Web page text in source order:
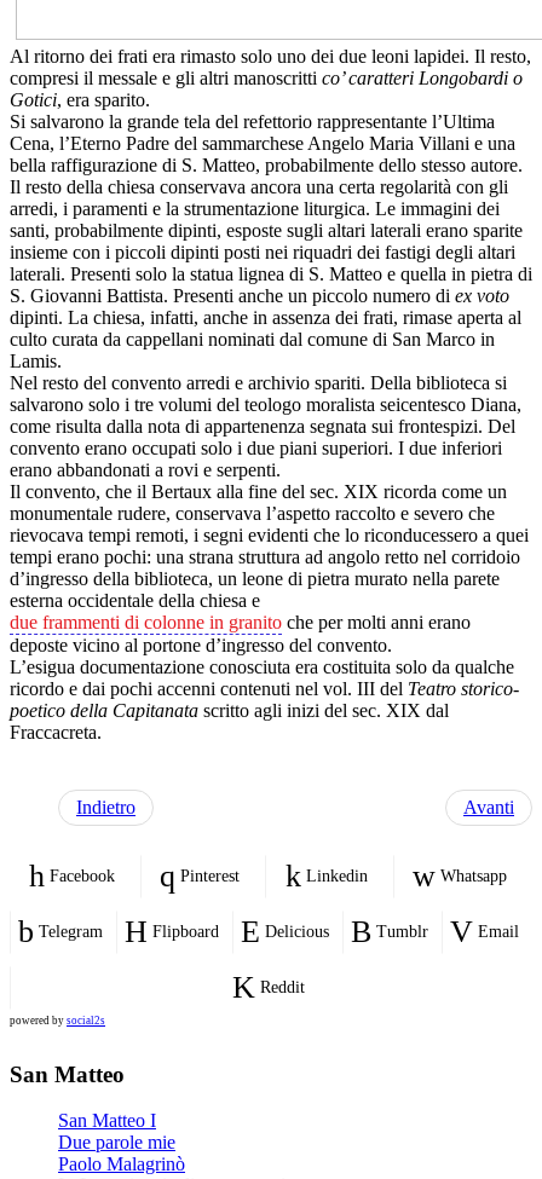
Al ritorno dei frati era rimasto solo uno dei due leoni lapidei. Il resto,
compresi il messale e gli altri manoscritti co’ caratteri Longobardi o
Gotici, era sparito.
Si salvarono la grande tela del refettorio rappresentante l’Ultima
Cena, l’Eterno Padre del sammarchese Angelo Maria Villani e una
bella raffigurazione di S. Matteo, probabilmente dello stesso autore.
Il resto della chiesa conservava ancora una certa regolarità con gli
arredi, i paramenti e la strumentazione liturgica. Le immagini dei
santi, probabilmente dipinti, esposte sugli altari laterali erano sparite
insieme con i piccoli dipinti posti nei riquadri dei fastigi degli altari
laterali. Presenti solo la statua lignea di S. Matteo e quella in pietra di
S. Giovanni Battista. Presenti anche un piccolo numero di ex voto
dipinti. La chiesa, infatti, anche in assenza dei frati, rimase aperta al
culto curata da cappellani nominati dal comune di San Marco in
Lamis.
Nel resto del convento arredi e archivio spariti. Della biblioteca si
salvarono solo i tre volumi del teologo moralista seicentesco Diana,
come risulta dalla nota di appartenenza segnata sui frontespizi. Del
convento erano occupati solo i due piani superiori. I due inferiori
erano abbandonati a rovi e serpenti.
Il convento, che il Bertaux alla fine del sec. XIX ricorda come un
monumentale rudere, conservava l’aspetto raccolto e severo che
rievocava tempi remoti, i segni evidenti che lo riconducessero a quei
tempi erano pochi: una strana struttura ad angolo retto nel corridoio
d’ingresso della biblioteca, un leone di pietra murato nella parete
esterna occidentale della chiesa e
due frammenti di colonne in granito che per molti anni erano
deposte vicino al portone d’ingresso del convento.
L’esigua documentazione conosciuta era costituita solo da qualche
ricordo e dai pochi accenni contenuti nel vol. III del Teatro storico-
poetico della Capitanata scritto agli inizi del sec. XIX dal
Fraccacreta.
Indietro Avanti
Facebook Pinterest Linkedin Whatsapp
Telegram Flipboard Delicious Tumblr Email
Reddit
powered by social2s
San Matteo
San Matteo I
Due parole mie
Paolo Malagrinò